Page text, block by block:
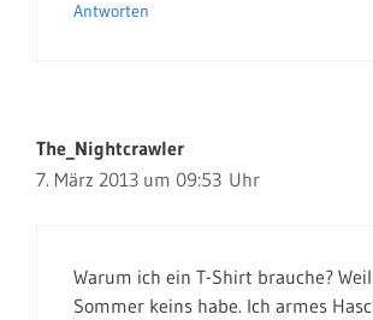
Antworten
The_Nightcrawler
7. März 2013 um 09:53 Uhr
Warum ich ein T-Shirt brauche?
Sommer keins habe. Ich armes